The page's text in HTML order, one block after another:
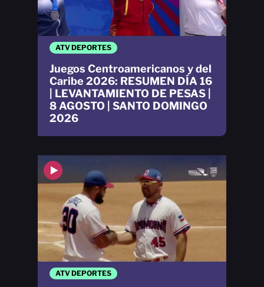
ATV DEPORTES
ATV DEPORTES
Juegos Centroamericanos y del
Caribe 2026: RESUMEN DÍA 16
| LEVANTAMIENTO DE PESAS |
8 AGOSTO | SANTO DOMINGO
2026